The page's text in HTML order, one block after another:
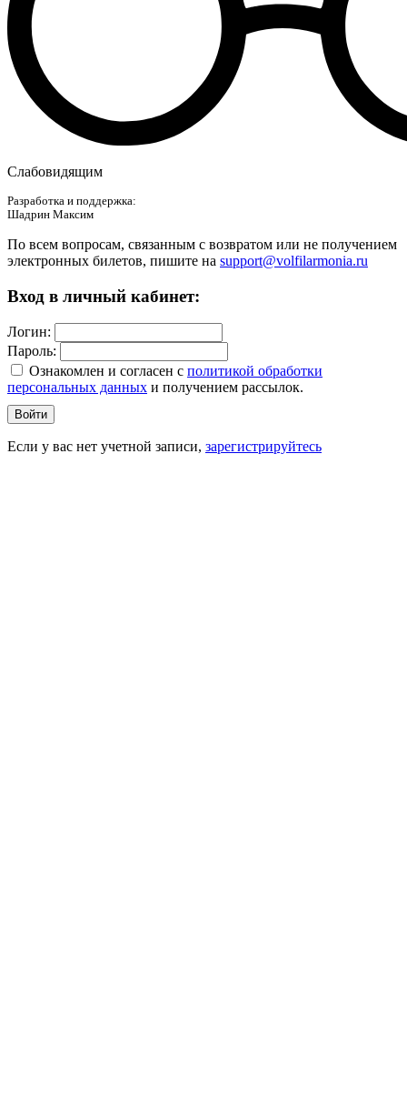
Слабовидящим
Разработка и поддержка:
Шадрин Максим
По всем вопросам, связанным с возвратом или не получением
электронных билетов, пишите на support@volfilarmonia.ru
Вход в личный кабинет:
Логин:
Пароль:
Ознакомлен и согласен c политикой обработки
персональных данных и получением рассылок.
Войти
Если у вас нет учетной записи, зарегистрируйтесь